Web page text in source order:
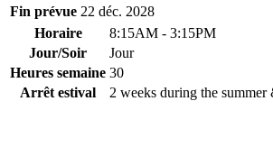
Fin prévue 22 déc. 2028
Horaire
8:15AM - 3:15PM
Jour/Soir
Jour
Heures semaine 30
Arrêt estival
2 weeks during the